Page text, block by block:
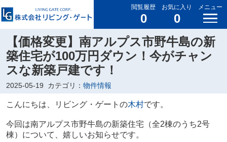
閲覧履歴
0
お気に入り
0
メニュー
【価格変更】南アルプス市野牛島の新
築住宅が100万円ダウン！今がチャン
スな新築戸建です！
2025-05-19 カテゴリ： 物件情報
こんにちは、リビング・ゲートの木村です。
今回は南アルプス市野牛島の新築住宅（全2棟のうち2号
棟）について、嬉しいお知らせです。